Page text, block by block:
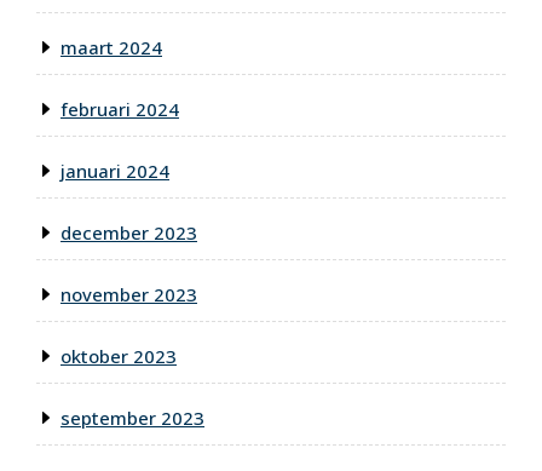
maart 2024
februari 2024
januari 2024
december 2023
november 2023
oktober 2023
september 2023